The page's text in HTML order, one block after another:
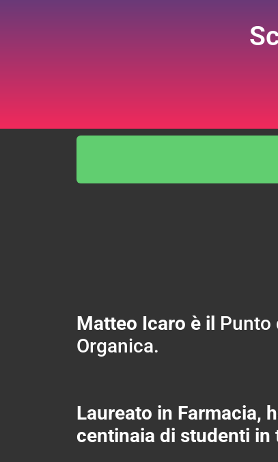
Matteo Icaro è il Punto
Organica.
Laureato in Farmacia,
centinaia di studenti in